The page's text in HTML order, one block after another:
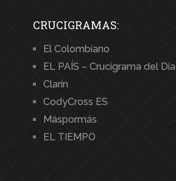
CRUCIGRAMAS:
El Colombiano
EL PAÍS – Crucigrama del Día
Clarín
CodyCross ES
Máspormás
EL TIEMPO